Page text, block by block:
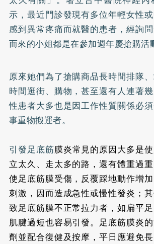
示，最近門診發現有多位年輕女性
感到異常疼痛而就醫的患者，經詢
而來的小姐都是在參加週年慶搶購活
原來她們為了搶購商品長時間排隊
時間逛街、購物，甚至還有人連著
性患者大多也是因工作性質關係必
事重物搬運者。
引發足底筋膜炎常見的原因大多是
立太久、走太多的路，還有體重過
使足底筋膜受傷，反覆踩地動作增
刺激，因而造成急性或慢性發炎；
致足底筋膜不正常拉力者，如扁平
肌腱過短也容易引發。 足底筋膜炎
劑並配合復健及按摩，平日應避免